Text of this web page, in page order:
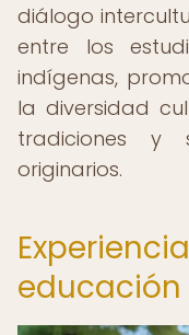
diálogo
entre los
indígenas,
la diversidad
tradiciones y
originarios.